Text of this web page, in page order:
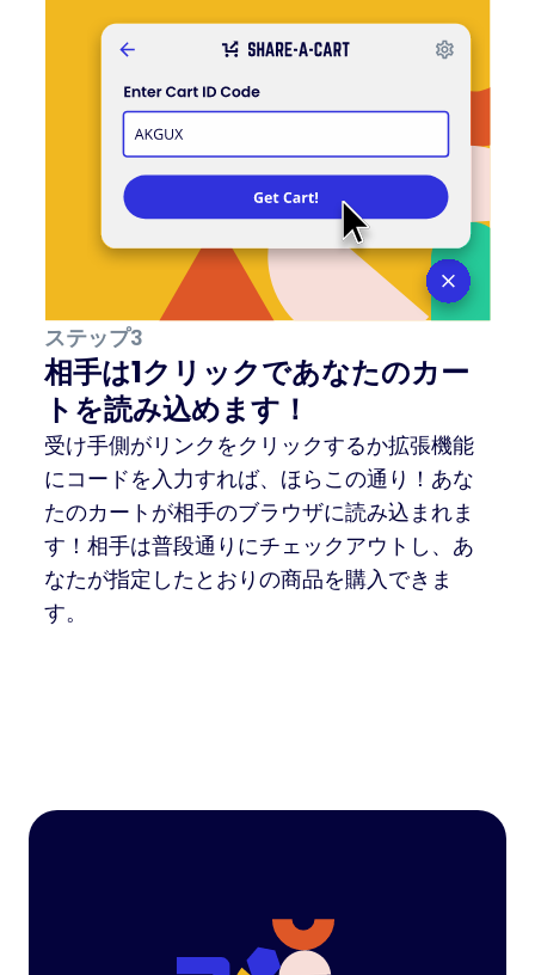
ステップ3
相手は1クリックであなたのカー
トを読み込めます！
受け手側がリンクをクリックするか拡張機能
にコードを入力すれば、ほらこの通り！あな
たのカートが相手のブラウザに読み込まれま
す！相手は普段通りにチェックアウトし、あ
なたが指定したとおりの商品を購入できま
す。